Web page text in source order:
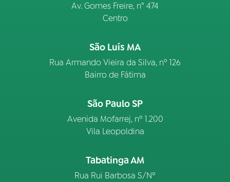
Av. Gomes Freire, n° 474
Centro
São Luís MA
Rua Armando Vieira da Silva, nº 126
Bairro de Fátima
São Paulo SP
Avenida Mofarrej, nº 1.200
Vila Leopoldina
Tabatinga AM
Rua Rui Barbosa S/Nº